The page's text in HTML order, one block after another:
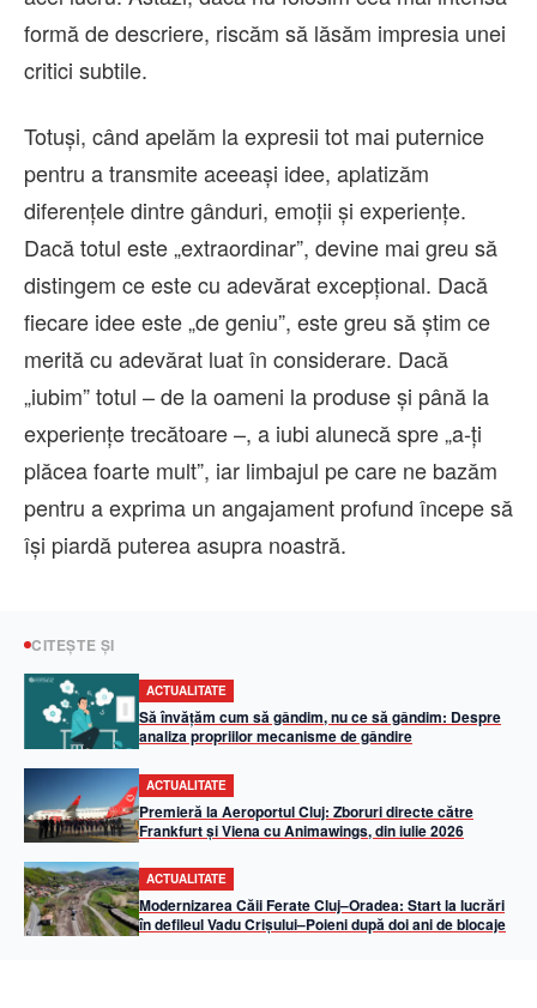
formă de descriere, riscăm să lăsăm impresia unei
critici subtile.
Totuși, când apelăm la expresii tot mai puternice
pentru a transmite aceeași idee, aplatizăm
diferențele dintre gânduri, emoții și experiențe.
Dacă totul este „extraordinar”, devine mai greu să
distingem ce este cu adevărat excepțional. Dacă
fiecare idee este „de geniu”, este greu să știm ce
merită cu adevărat luat în considerare. Dacă
„iubim” totul – de la oameni la produse și până la
experiențe trecătoare –, a iubi alunecă spre „a-ți
plăcea foarte mult”, iar limbajul pe care ne bazăm
pentru a exprima un angajament profund începe să
își piardă puterea asupra noastră.
CITEȘTE ȘI
ACTUALITATE
Să învățăm cum să gândim, nu ce să gândim: Despre
analiza propriilor mecanisme de gândire
ACTUALITATE
Premieră la Aeroportul Cluj: Zboruri directe către
Frankfurt și Viena cu Animawings, din iulie 2026
ACTUALITATE
Modernizarea Căii Ferate Cluj–Oradea: Start la lucrări
în defileul Vadu Crișului–Poieni după doi ani de blocaje